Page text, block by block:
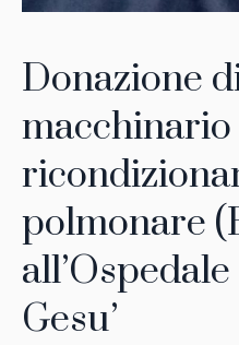
Donazione
polmonare
Gesu’